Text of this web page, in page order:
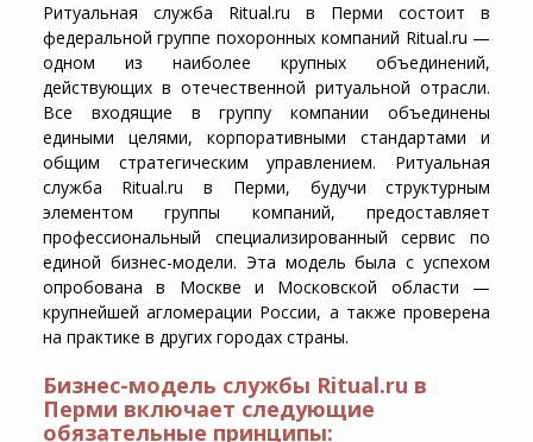
Ритуальная служба Ritual.ru в Перми состоит в
федеральной группе похоронных компаний Ritual.ru —
одном из наиболее крупных объединений,
действующих в отечественной ритуальной отрасли.
Все входящие в группу компании объединены
едиными целями, корпоративными стандартами и
общим стратегическим управлением. Ритуальная
служба Ritual.ru в Перми, будучи структурным
элементом группы компаний, предоставляет
профессиональный специализированный сервис по
единой бизнес-модели. Эта модель была с успехом
опробована в Москве и Московской области —
крупнейшей агломерации России, а также проверена
на практике в других городах страны.
Бизнес-модель службы Ritual.ru в
Перми включает следующие
обязательные принципы: